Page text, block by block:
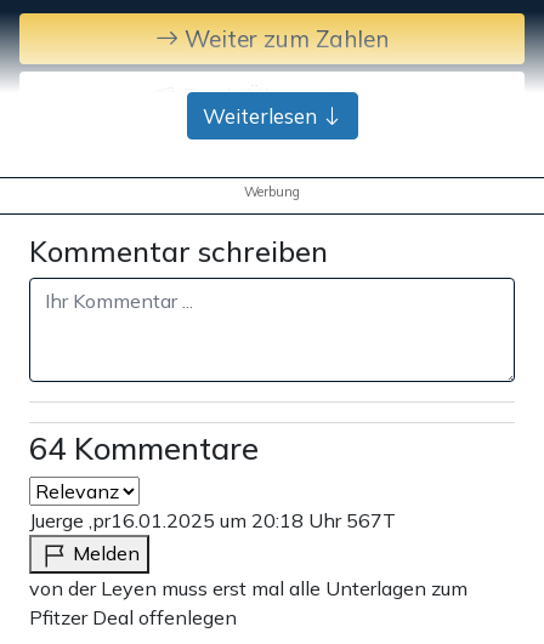
Weiter zum Zahlen
Bank-Überweisung
Weiterlesen
Werbung
Kommentar schreiben
64 Kommentare
Juerge ,pr16.01.2025 um 20:18 Uhr 567T
Melden
von der Leyen muss erst mal alle Unterlagen zum
Pfitzer Deal offenlegen